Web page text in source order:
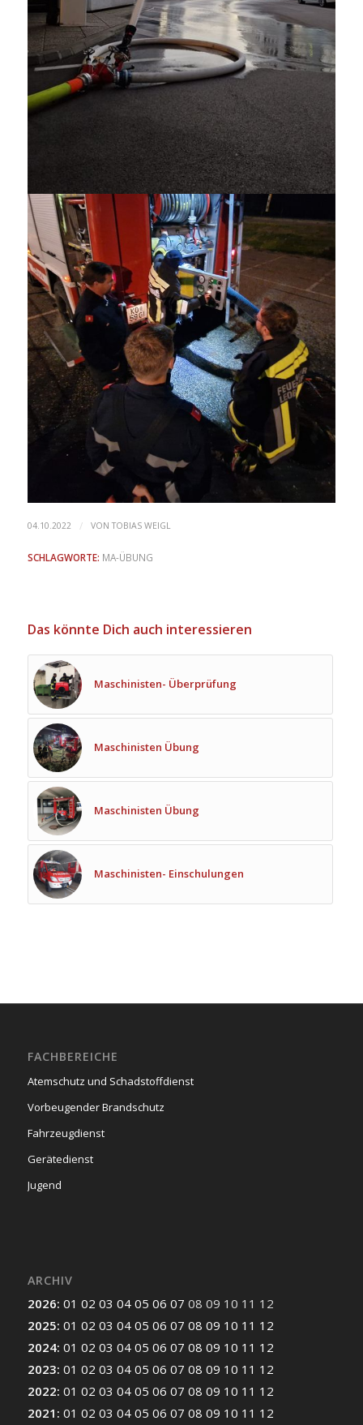
04.10.2022 / VONTOBIAS WEIGL
SCHLAGWORTE: MA-ÜBUNG
Das könnte Dich auch interessieren
Maschinisten- Überprüfung
Maschinisten Übung
Maschinisten Übung
Maschinisten- Einschulungen
FACHBEREICHE
Atemschutz und Schadstoffdienst
Vorbeugender Brandschutz
Fahrzeugdienst
Gerätedienst
Jugend
ARCHIV
2026: 01 02 03 04 05 06 07 08 09 10 11 12
2025: 01 02 03 04 05 06 07 08 09 10 11 12
2024: 01 02 03 04 05 06 07 08 09 10 11 12
2023: 01 02 03 04 05 06 07 08 09 10 11 12
2022: 01 02 03 04 05 06 07 08 09 10 11 12
2021 : 01 02 03 04 05 06 07 08 09 10 11 12